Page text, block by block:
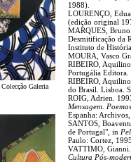
Galeria
1988).
LOURENÇO,
(edição original
MARQUES,
Desmitificação da
Instituto de
MOURA, Vasco
RIBEIRO,
Portugália Editora.
RIBEIRO,
do Brasil. Lisboa.
ROIG, Adrien.
Mensagem.
Espanha:
SANTOS,
de Portugal", in
Paulo: Cortez,
VATTIMO,
Cultura Pós-